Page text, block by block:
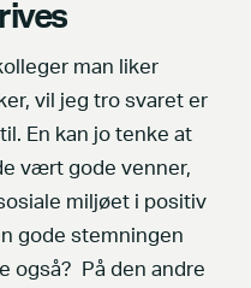
man liker
vil jeg tro svaret er
En kan jo tenke at
vært gode venner,
miljøet i positiv
gode stemningen
også? På den andre